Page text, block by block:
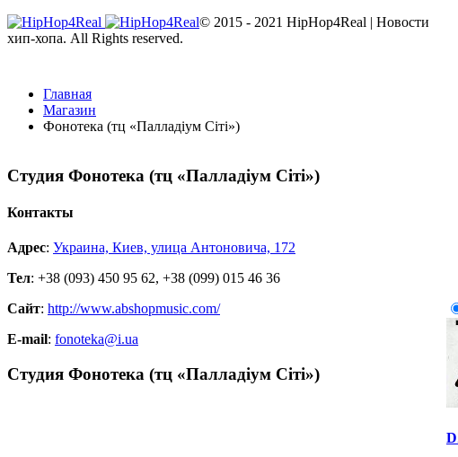
Главная
Магазин
Фонотека (тц «Палладіум Сіті»)
5
4
2
(31 голос, 5 из 5)
Студия Фонотека (тц «Палладіум Сіті»)
Контакты
Адрес: Украина, Киев, улица Антоновича, 172
Тел: +38 (093) 450 95 62, +38 (099) 015 46 36
Сайт: http://www.abshopmusic.com/
E-mail: fonoteka@i.ua
Студия Фонотека (тц «Палладіум Сіті»)
© 2015 - 2021 HipHop4Real | Новости
хип-хопа. All Rights reserved.